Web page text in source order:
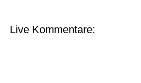
Live Kommentare: